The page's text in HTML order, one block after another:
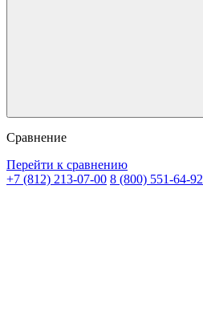
Сравнение
Перейти к сравнению
+7 (812) 213-07-00 8 (800) 551-64-92